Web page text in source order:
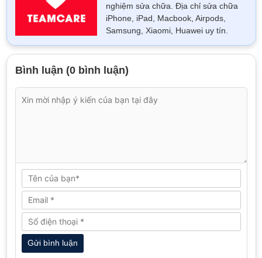
nghiệm sửa chữa. Địa chỉ sửa chữa
iPhone, iPad, Macbook, Airpods,
Samsung, Xiaomi, Huawei uy tín.
Bình luận (0 bình luận)